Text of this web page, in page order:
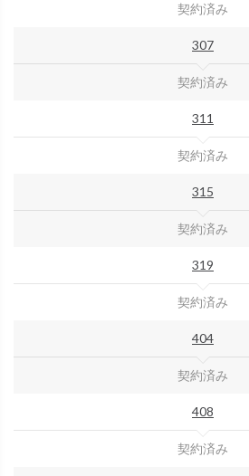
契約済み
307
契約済み
311
契約済み
315
契約済み
319
契約済み
404
契約済み
408
契約済み